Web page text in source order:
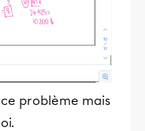
ce problème mais